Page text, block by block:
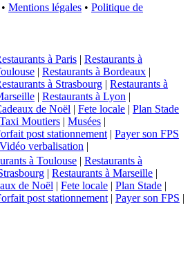
• Mentions légales • Politique de
à Paris | Restaurants à
| Restaurants à Bordeaux |
à Strasbourg | Restaurants à
| Restaurants à Lyon |
de Noël | Fete locale | Plan Stade
Taxi Moutiers | Musées |
post stationnement | Payer son FPS
Vidéo verbalisation |
à Toulouse | Restaurants à
| Restaurants à Marseille |
de Noël | Fete locale | Plan Stade |
post stationnement | Payer son FPS |